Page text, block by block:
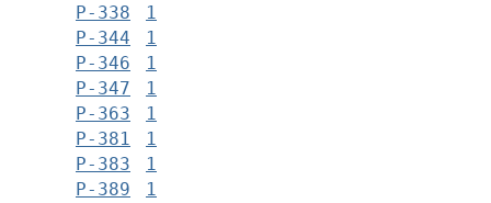
Р-338
1
Р-344
1
Р-346
1
Р-347
1
Р-363
1
Р-381
1
Р-383
1
Р-389
1